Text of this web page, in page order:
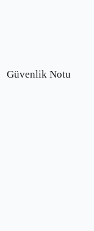
Güvenlik Notu